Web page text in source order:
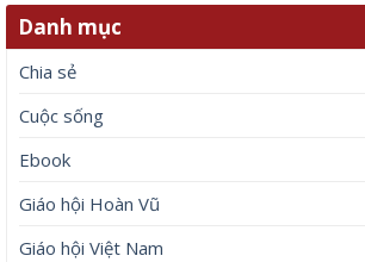
Danh mục
Chia sẻ
Cuộc sống
Ebook
Giáo hội Hoàn Vũ
Giáo hội Việt Nam